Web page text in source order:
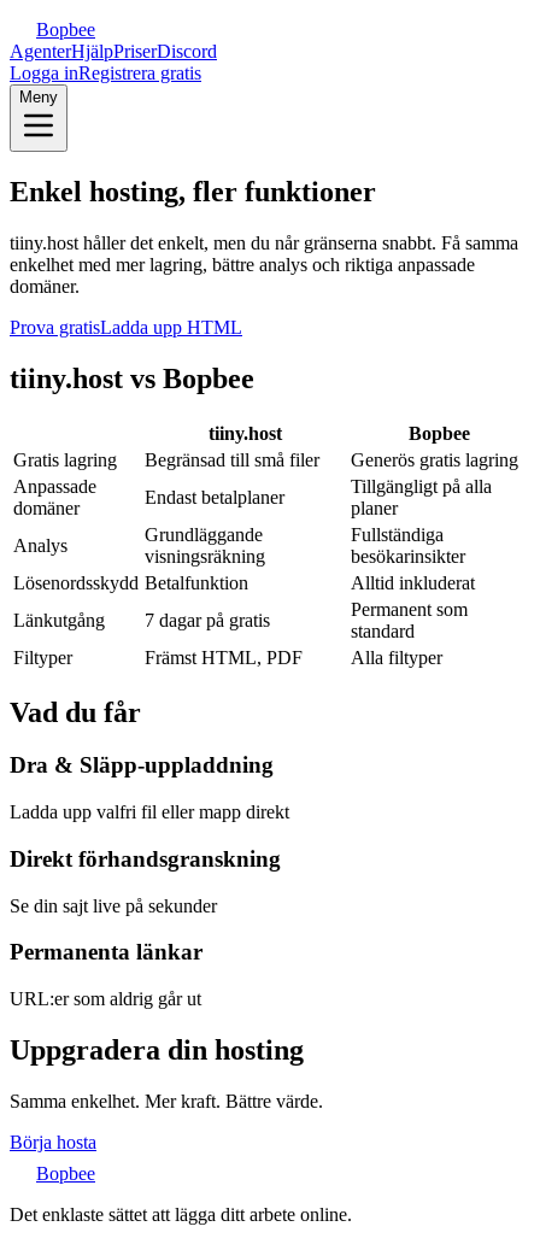
Bopbee
AgenterHjälpPriserDiscord
Logga inRegistrera gratis
Meny
Enkel hosting, fler funktioner
tiiny.host håller det enkelt, men du når gränserna snabbt. Få samma
enkelhet med mer lagring, bättre analys och riktiga anpassade
domäner.
Prova gratisLadda upp HTML
tiiny.host vs Bopbee
tiiny.host
Bopbee
Gratis lagring
Begränsad till små filer
Generös gratis lagring
Anpassade
domäner
Endast betalplaner
Tillgängligt på alla
planer
Analys
Grundläggande
visningsräkning
Fullständiga
besökarinsikter
Lösenordsskydd Betalfunktion
Alltid inkluderat
Länkutgång
7 dagar på gratis
Permanent som
standard
Filtyper
Främst HTML, PDF Alla filtyper
Vad du får
Dra & Släpp-uppladdning
Ladda upp valfri fil eller mapp direkt
Direkt förhandsgranskning
Se din sajt live på sekunder
Permanenta länkar
URL:er som aldrig går ut
Uppgradera din hosting
Samma enkelhet. Mer kraft. Bättre värde.
Börja hosta
Bopbee
Det enklaste sättet att lägga ditt arbete online.